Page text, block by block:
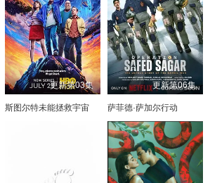
更新第03集
斯图尔特未能拯救宇宙
更新第06集
萨菲德·萨加尔行动